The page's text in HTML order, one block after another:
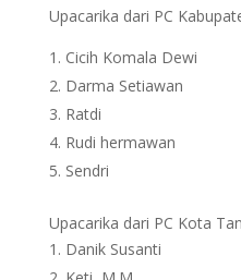
Upacarika dari PC
Cicih Komala Dewi
Darma Setiawan
Ratdi
Rudi hermawan
Sendri
Upacarika dari PC Kota
Danik Susanti